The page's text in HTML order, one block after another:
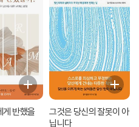
게 반했을
그것은 당신의 잘못이 아
닙니다